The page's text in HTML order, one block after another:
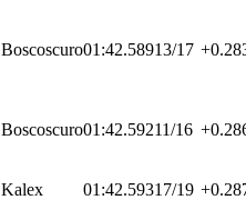
Boscoscuro01:42.58913/17
Boscoscuro01:42.59211/16
Kalex 01:42.59317/19